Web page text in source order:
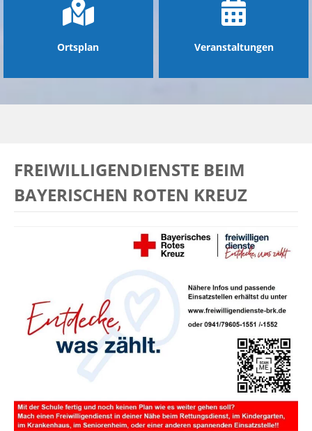
Ortsplan Veranstaltungen
FREIWILLIGENDIENSTE BEIM
BAYERISCHEN ROTEN KREUZ